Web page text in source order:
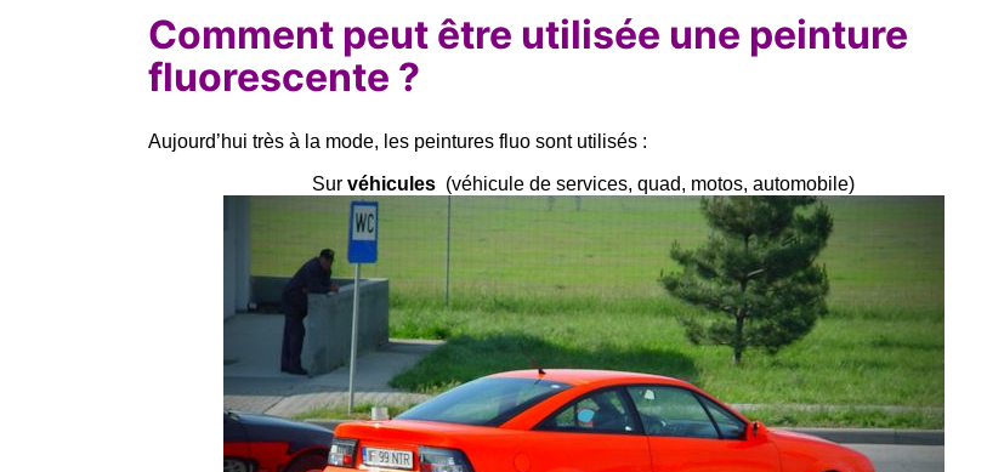
Comment peut être utilisée une peinture
fluorescente ?
Aujourd’hui très à la mode, les peintures fluo sont utilisés :
Survéhicules (véhicule de services, quad, motos, automobile)